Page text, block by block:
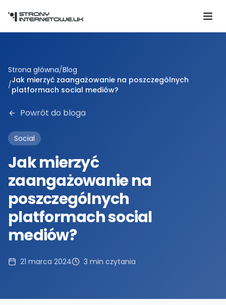
Strona główna/Blog
/Jak mierzyć zaangażowanie na poszczególnych
platformach social mediów?
Powrót do bloga
Social
Jak mierzyć
zaangażowanie na
poszczególnych
platformach social
mediów?
21 marca 2024 3 min czytania